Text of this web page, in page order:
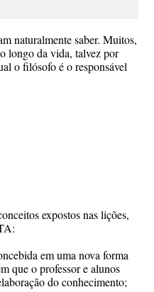
naturalmente saber. Muitos,
longo da vida, talvez por
o filósofo é o responsável
expostos nas lições,
em uma nova forma
que o professor e alunos
do conhecimento;